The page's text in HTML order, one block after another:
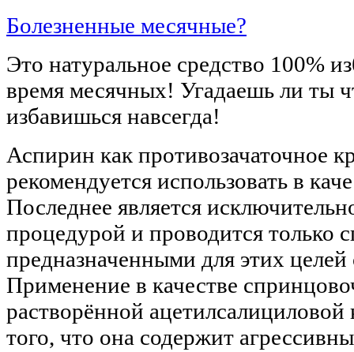
Болезненные месячные?
Это натуральное средство 100%
время месячных! Угадаешь ли ты
избавишься навсегда!
Аспирин как противозачаточное
рекомендуется использовать в
Последнее является
процедурой и проводится только
предназначенными для этих целей
Применение в качестве
растворённой ацетилсалициловой
того, что она содержит